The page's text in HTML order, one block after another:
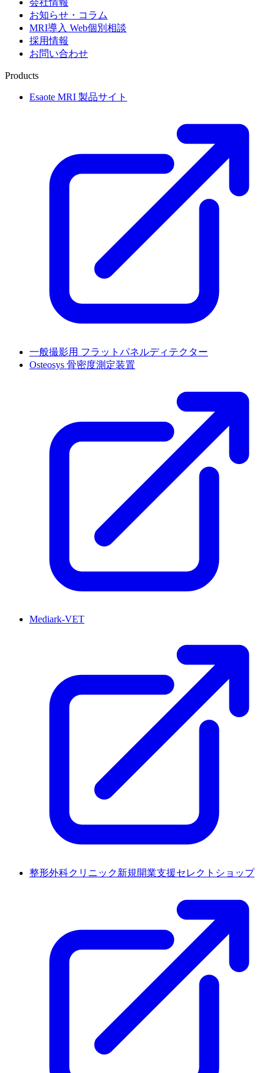
会社情報
お知らせ・コラム
MRI導入 Web個別相談
採用情報
お問い合わせ
Products
Esaote MRI 製品サイト
一般撮影用 フラットパネルディテクター
Osteosys 骨密度測定装置
Mediark-VET
整形外科クリニック新規開業支援セレクトショップ